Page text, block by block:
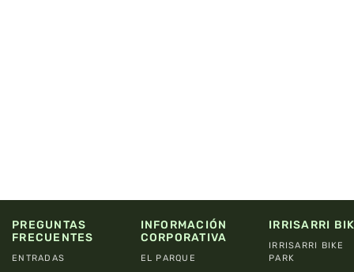
PREGUNTAS
FRECUENTES
ENTRADAS
INFORMACIÓN
CORPORATIVA
EL PARQUE
IRRISARRI
IRRISARRI BIKE
PARK